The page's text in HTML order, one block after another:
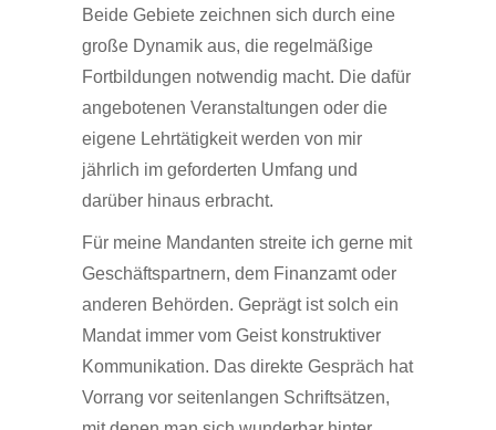
Beide Gebiete zeichnen sich durch eine
große Dynamik aus, die regelmäßige
Fortbildungen notwendig macht. Die dafür
angebotenen Veranstaltungen oder die
eigene Lehrtätigkeit werden von mir
jährlich im geforderten Umfang und
darüber hinaus erbracht.
Für meine Mandanten streite ich gerne mit
Geschäftspartnern, dem Finanzamt oder
anderen Behörden. Geprägt ist solch ein
Mandat immer vom Geist konstruktiver
Kommunikation. Das direkte Gespräch hat
Vorrang vor seitenlangen Schriftsätzen,